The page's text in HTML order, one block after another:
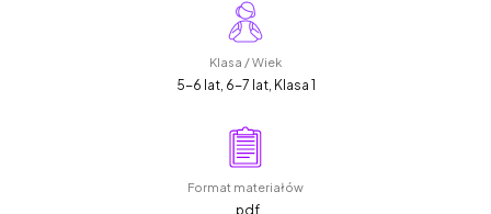
Klasa / Wiek
5-6 lat, 6-7 lat, Klasa 1
Format materiałów
.pdf